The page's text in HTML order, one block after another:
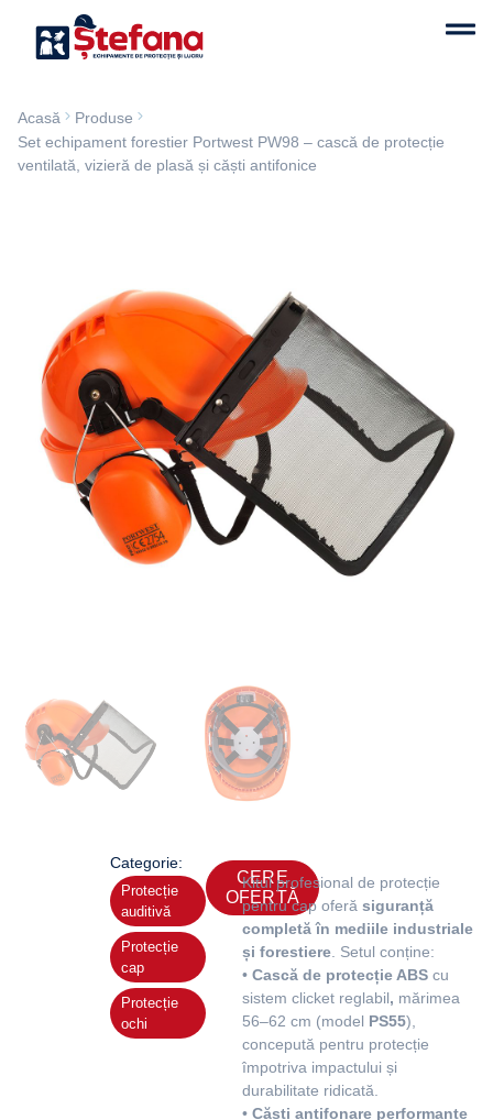
Acasă
Produse
Set echipament forestier Portwest PW98 – cască de protecție
ventilată, vizieră de plasă și căști antifonice
Categorie:
Protecție
auditivă
Protecție
cap
Protecție
ochi
CERE
OFERTĂ
Kitul profesional de protecție
pentru cap oferă siguranță
completă în mediile industriale
și forestiere. Setul conține:
• Cască de protecție ABS cu
sistem clicket reglabil, mărimea
56–62 cm (model PS55),
concepută pentru protecție
împotriva impactului și
durabilitate ridicată.
• Căști antifonare performante